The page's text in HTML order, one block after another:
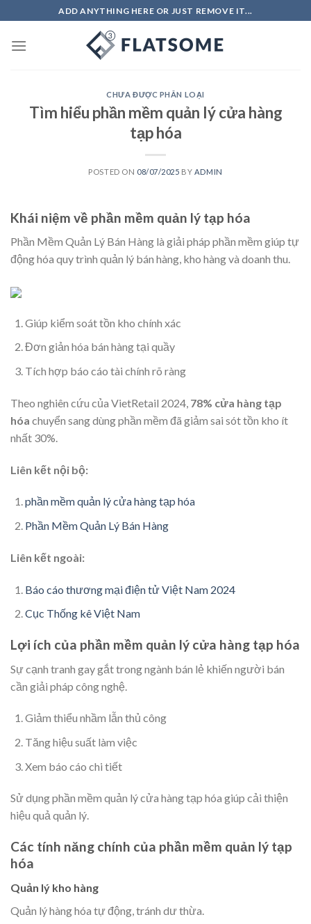
to
content
ADD ANYTHING HERE OR JUST REMOVE IT...
CHƯA ĐƯỢC PHÂN LOẠI
Tìm hiểu phần mềm quản lý cửa hàng
tạp hóa
POSTED ON 08/07/2025 BY ADMIN
Khái niệm về phần mềm quản lý tạp hóa
Phần Mềm Quản Lý Bán Hàng là giải pháp phần mềm giúp tự
động hóa quy trình quản lý bán hàng, kho hàng và doanh thu.
Giúp kiểm soát tồn kho chính xác
Đơn giản hóa bán hàng tại quầy
Tích hợp báo cáo tài chính rõ ràng
Theo nghiên cứu của VietRetail 2024, 78% cửa hàng tạp
hóa chuyển sang dùng phần mềm đã giảm sai sót tồn kho ít
nhất 30%.
Liên kết nội bộ:
phần mềm quản lý cửa hàng tạp hóa
Phần Mềm Quản Lý Bán Hàng
Liên kết ngoài:
Báo cáo thương mại điện tử Việt Nam 2024
Cục Thống kê Việt Nam
Lợi ích của phần mềm quản lý cửa hàng tạp hóa
Sự cạnh tranh gay gắt trong ngành bán lẻ khiến người bán
cần giải pháp công nghệ.
Giảm thiểu nhầm lẫn thủ công
Tăng hiệu suất làm việc
Xem báo cáo chi tiết
Sử dụng phần mềm quản lý cửa hàng tạp hóa giúp cải thiện
hiệu quả quản lý.
Các tính năng chính của phần mềm quản lý tạp
hóa
Quản lý kho hàng
Quản lý hàng hóa tự động, tránh dư thừa.